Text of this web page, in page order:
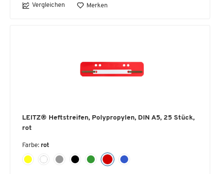
Vergleichen Merken
LEITZ® Heftstreifen, Polypropylen, DIN A5, 25 Stück,
rot
Farbe: rot